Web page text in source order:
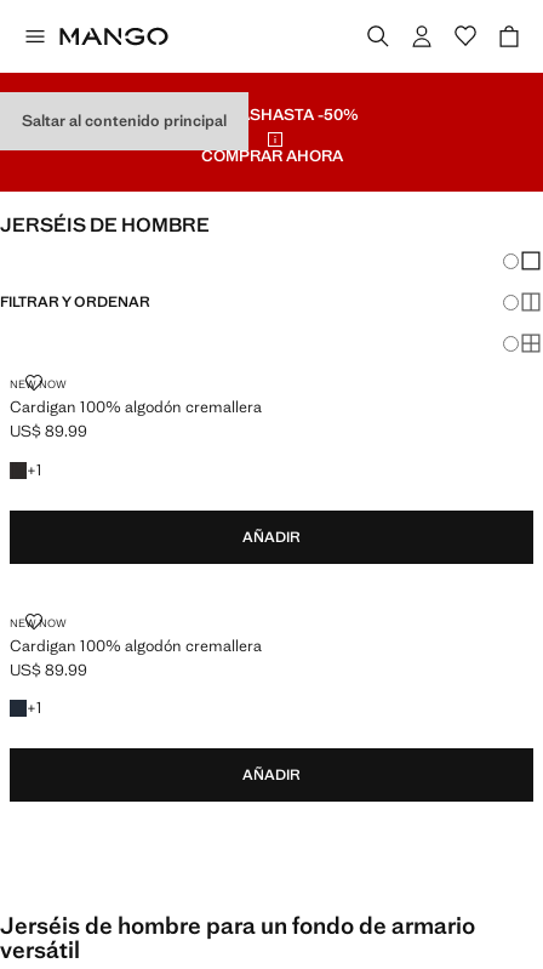
Saltar al contenido principal
REBAJASHASTA -50%
COMPRAR AHORA
JERSÉIS DE HOMBRE
FILTRAR Y ORDENAR
NEW NOW
Cardigan 100% algodón cremallera
CARDIGAN 100% ALGODÓN CREMALLERA
Precio actual [US$ 89.99 ]
US$ 89.99
+1
+1 color
AÑADIR
NEW NOW
Cardigan 100% algodón cremallera
CARDIGAN 100% ALGODÓN CREMALLERA
Precio actual [US$ 89.99 ]
US$ 89.99
+1
+1 color
AÑADIR
Jerséis de hombre para un fondo de armario
versátil